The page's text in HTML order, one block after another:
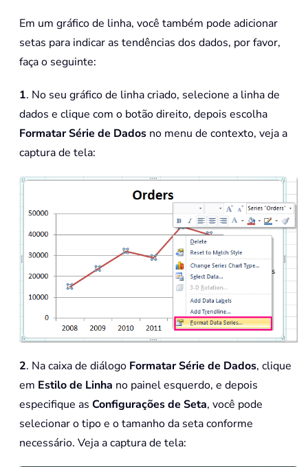
Em um gráfico de linha, você também pode adicionar
setas para indicar as tendências dos dados, por favor,
faça o seguinte:
1. No seu gráfico de linha criado, selecione a linha de
dados e clique com o botão direito, depois escolha
Formatar Série de Dados no menu de contexto, veja a
captura de tela:
2. Na caixa de diálogo Formatar Série de Dados, clique
em Estilo de Linha no painel esquerdo, e depois
especifique as Configurações de Seta, você pode
selecionar o tipo e o tamanho da seta conforme
necessário. Veja a captura de tela: